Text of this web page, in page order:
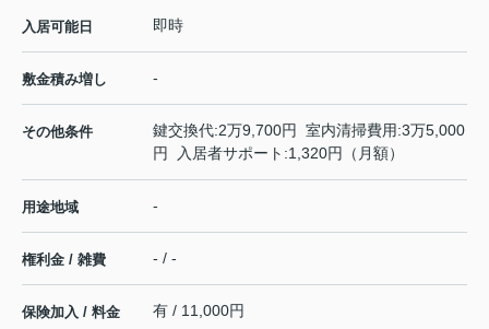
入居可能日 即時
敷金積み増し -
その他条件
鍵交換代:2万9,700円 室内清掃費用:3万5,000
円 入居者サポート:1,320円（月額）
用途地域 -
権利金 / 雑費 - / -
保険加入 / 料金 有 / 11,000円